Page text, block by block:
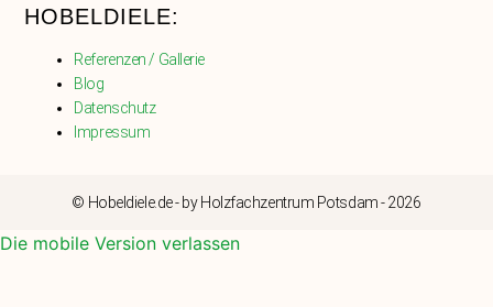
HOBELDIELE:
Referenzen / Gallerie
Blog
Datenschutz
Impressum
© Hobeldiele.de - by Holzfachzentrum Potsdam - 2026
Die mobile Version verlassen